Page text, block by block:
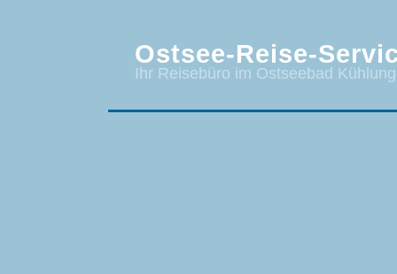
Ostsee-Reise-
Ihr Reisebüro im Ostseebad